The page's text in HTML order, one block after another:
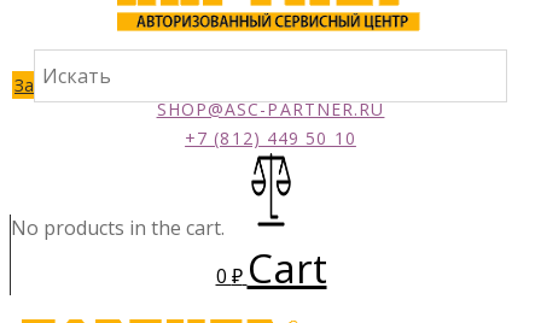
Заказать звонок
SHOP@ASC-PARTNER.RU
+7 (812) 449 50 10
No products in the cart.
0 ₽ Cart